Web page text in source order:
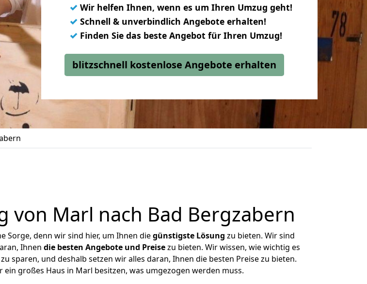
✓ Wir helfen Ihnen, wenn es um Ihren Umzug geht!
✓ Schnell & unverbindlich Angebote erhalten!
✓ Finden Sie das beste Angebot für Ihren Umzug!
blitzschnell kostenlose Angebote erhalten
von Marl nach Bad Bergzabern
Sorge, denn wir sind hier, um Ihnen diegünstigste Lösung zu bieten. Wir sind
Ihnen die besten Angebote und Preisezu bieten. Wir wissen, wie wichtig es
sparen, und deshalb setzen wir alles daran, Ihnen die besten Preise zu bieten.
großes Haus in Marl besitzen, was umgezogen werden muss.